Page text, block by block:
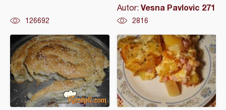
126692
Autor: Vesna Pavlovic 271
2816